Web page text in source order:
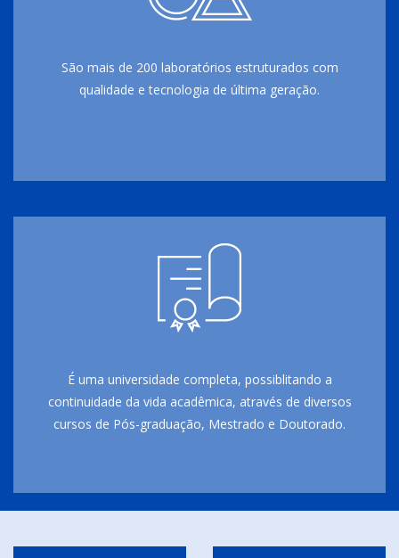
São mais de 200 laboratórios estruturados com
qualidade e tecnologia de última geração.
É uma universidade completa, possiblitando a
continuidade da vida acadêmica, através de diversos
cursos de Pós-graduação, Mestrado e Doutorado.